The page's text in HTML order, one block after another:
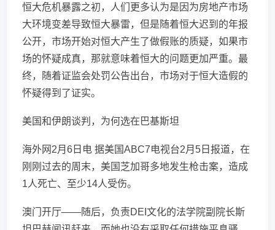
恒大危机暴露之初，人们更多认为是因为房地产市场
大环境变差导致恒大暴雷，但是随着恒大迟到的年报
公开，市场开始对恒大产生了做假账的质疑，如果市
场的怀疑成真，那就意味着恒大的问题更加严重。最
终，随着证监会处罚公告出台，市场对于恒大造假的
怀疑得到了证实。
美国和伊朗谈判，为何选在巴基斯坦
海外网2月6日电 据美国ABC7电视台2月5日报道，在
刚刚过去的周末，美国芝加哥多地发生枪击案，造成
1人死亡、至少14人受伤。
澳门开厅——随后，负责DEI文化的法学院副院长斯